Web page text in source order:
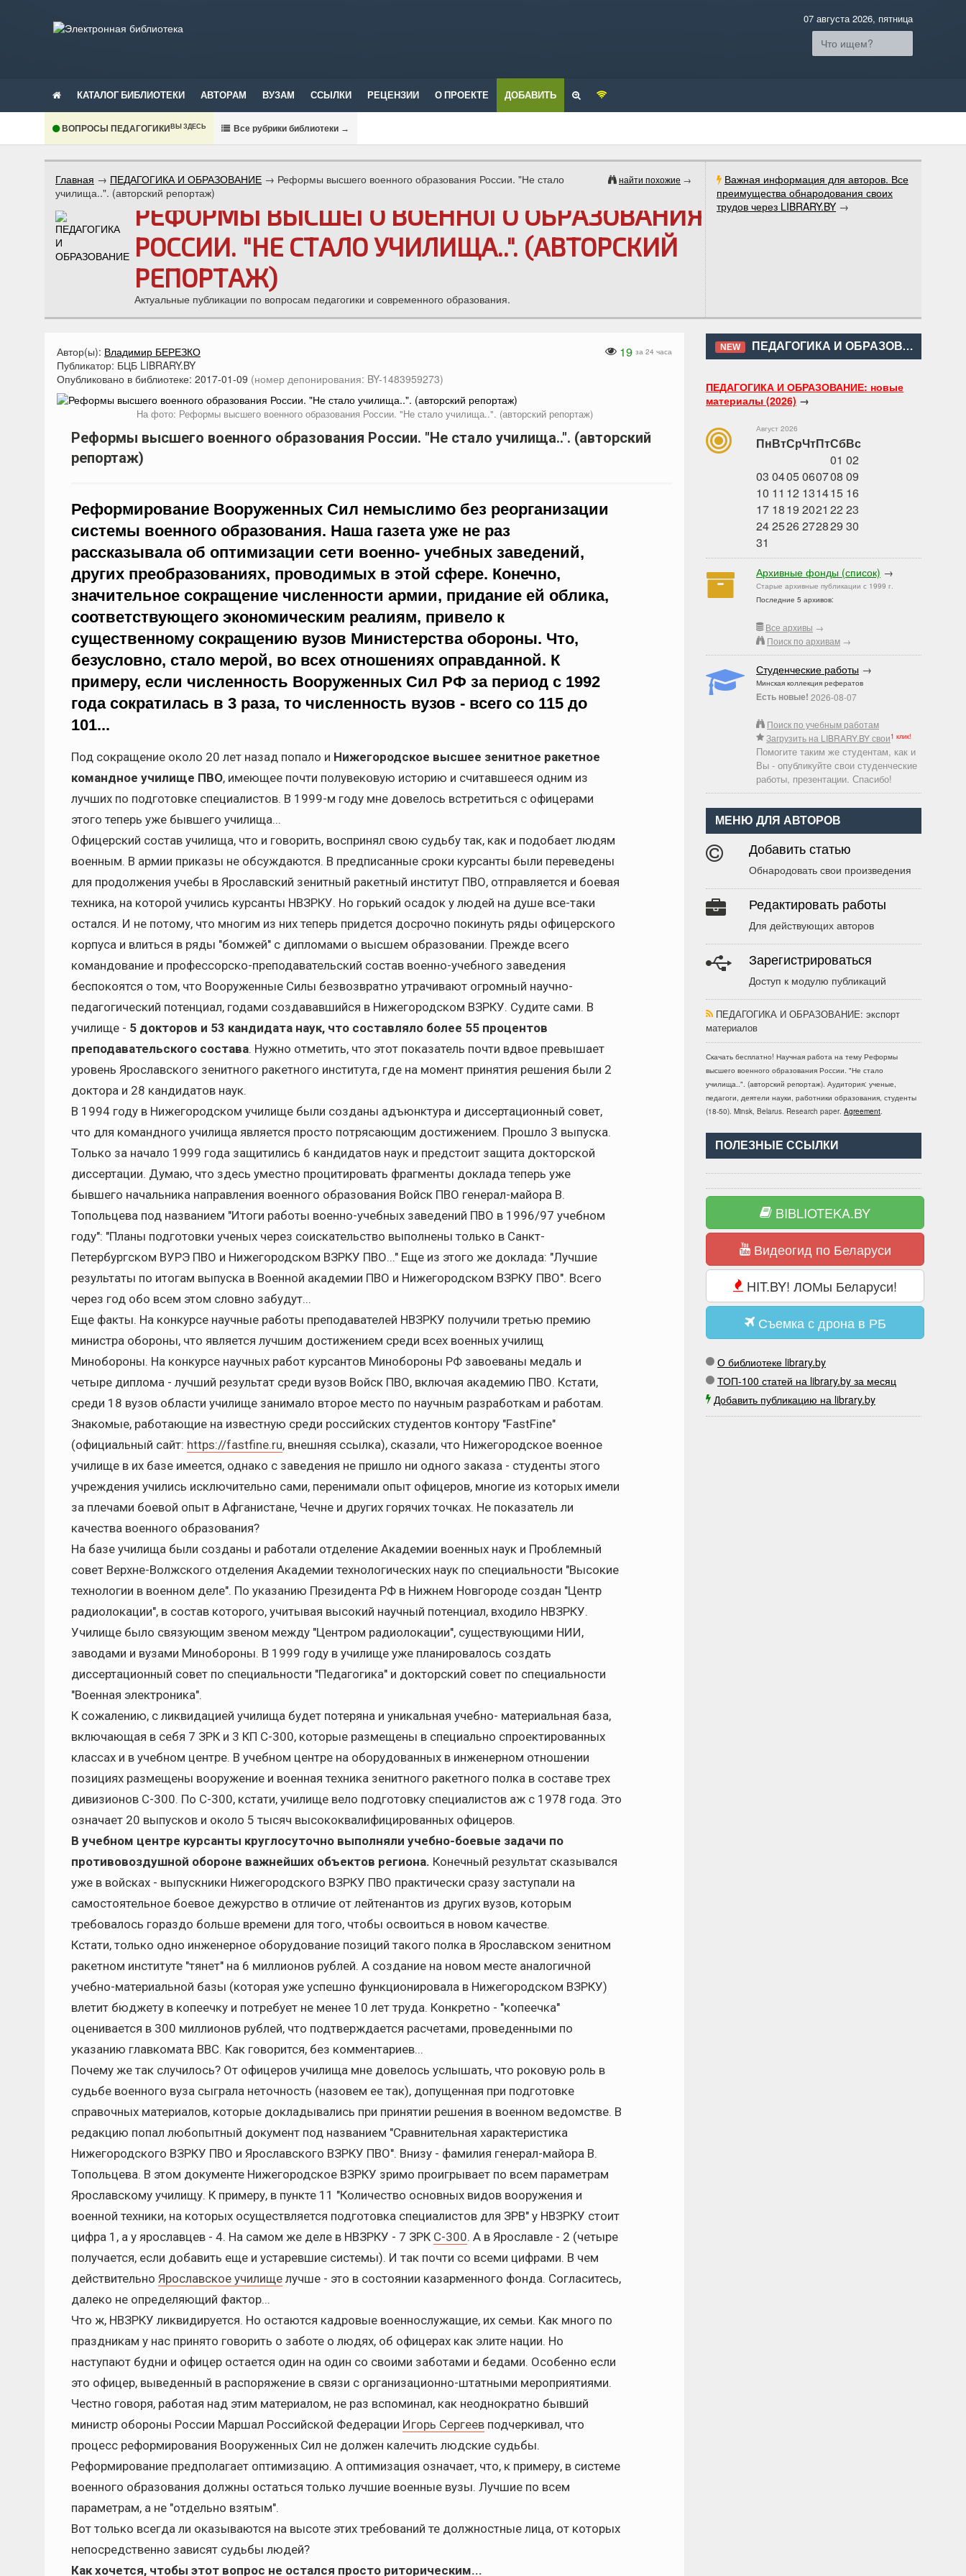
07 августа 2026, пятница
КАТАЛОГ БИБЛИОТЕКИ АВТОРАМ ВУЗАМ ССЫЛКИ РЕЦЕНЗИИ О ПРОЕКТЕ ДОБАВИТЬ
ВОПРОСЫ ПЕДАГОГИКИВЫ ЗДЕСЬ Все рубрики библиотеки →
Важная информация для авторов. Все
преимущества обнародования своих
трудов через LIBRARY.BY →
найти похожие →
Главная → ПЕДАГОГИКА И ОБРАЗОВАНИЕ → Реформы высшего военного образования России. "Не стало
училища..". (авторский репортаж)
РЕФОРМЫ ВЫСШЕГО ВОЕННОГО ОБРАЗОВАНИЯ
РОССИИ. "НЕ СТАЛО УЧИЛИЩА..". (АВТОРСКИЙ
РЕПОРТАЖ)
Актуальные публикации по вопросам педагогики и современного образования.
NEW ПЕДАГОГИКА И ОБРАЗОВАНИЕ
ПЕДАГОГИКА И ОБРАЗОВАНИЕ: новые
материалы (2026) →
Август 2026
ПнВтСрЧтПтСбВс
01 02
03 0405060708 09
10 11 12 131415 16
17 1819 2021 22 23
242526272829 30
31
Архивные фонды (список) →
Старые архивные публикации с 1999 г.
Последние 5 архивов:
Все архивы →
Поиск по архивам →
Студенческие работы →
Минская коллекция рефератов
Есть новые! 2026-08-07
Поиск по учебным работам
Загрузить на LIBRARY.BY свои1 клик!
Помогите таким же студентам, как и
Вы - опубликуйте свои студенческие
работы, презентации. Спасибо!
МЕНЮ ДЛЯ АВТОРОВ
Добавить статью
Обнародовать свои произведения
Редактировать работы
Для действующих авторов
Зарегистрироваться
Доступ к модулю публикаций
ПЕДАГОГИКА И ОБРАЗОВАНИЕ: экспорт
материалов
Скачать бесплатно! Научная работа на тему Реформы
высшего военного образования России. "Не стало
училища..". (авторский репортаж). Аудитория: ученые,
педагоги, деятели науки, работники образования, студенты
(18-50). Minsk, Belarus. Research paper. Agreement.
ПОЛЕЗНЫЕ ССЫЛКИ
BIBLIOTEKA.BY
Видеогид по Беларуси
HIT.BY! ЛОМы Беларуси!
Съемка с дрона в РБ
О библиотеке library.by
ТОП-100 статей на library.by за месяц
Добавить публикацию на library.by
19 за 24 часа
Автор(ы): Владимир БЕРЕЗКО
Публикатор: БЦБ LIBRARY.BY
Опубликовано в библиотеке: 2017-01-09 (номер депонирования: BY-1483959273)
На фото: Реформы высшего военного образования России. "Не стало училища..". (авторский репортаж)
Реформы высшего военного образования России. "Не стало училища..". (авторский
репортаж)
Реформирование Вооруженных Сил немыслимо без реорганизации
системы военного образования. Наша газета уже не раз
рассказывала об оптимизации сети военно- учебных заведений,
других преобразованиях, проводимых в этой сфере. Конечно,
значительное сокращение численности армии, придание ей облика,
соответствующего экономическим реалиям, привело к
существенному сокращению вузов Министерства обороны. Что,
безусловно, стало мерой, во всех отношениях оправданной. К
примеру, если численность Вооруженных Сил РФ за период с 1992
года сократилась в 3 раза, то численность вузов - всего со 115 до
101...
Под сокращение около 20 лет назад попало и Нижегородское высшее зенитное ракетное
командное училище ПВО, имеющее почти полувековую историю и считавшееся одним из
лучших по подготовке специалистов. В 1999-м году мне довелось встретиться с офицерами
этого теперь уже бывшего училища...
Офицерский состав училища, что и говорить, воспринял свою судьбу так, как и подобает людям
военным. В армии приказы не обсуждаются. В предписанные сроки курсанты были переведены
для продолжения учебы в Ярославский зенитный ракетный институт ПВО, отправляется и боевая
техника, на которой учились курсанты НВЗРКУ. Но горький осадок у людей на душе все-таки
остался. И не потому, что многим из них теперь придется досрочно покинуть ряды офицерского
корпуса и влиться в ряды "бомжей" с дипломами о высшем образовании. Прежде всего
командование и профессорско-преподавательский состав военно-учебного заведения
беспокоятся о том, что Вооруженные Силы безвозвратно утрачивают огромный научно-
педагогический потенциал, годами создававшийся в Нижегородском ВЗРКУ. Судите сами. В
училище - 5 докторов и 53 кандидата наук, что составляло более 55 процентов
преподавательского состава. Нужно отметить, что этот показатель почти вдвое превышает
уровень Ярославского зенитного ракетного института, где на момент принятия решения были 2
доктора и 28 кандидатов наук.
В 1994 году в Нижегородском училище были созданы адъюнктура и диссертационный совет,
что для командного училища является просто потрясающим достижением. Прошло 3 выпуска.
Только за начало 1999 года защитились 6 кандидатов наук и предстоит защита докторской
диссертации. Думаю, что здесь уместно процитировать фрагменты доклада теперь уже
бывшего начальника направления военного образования Войск ПВО генерал-майора В.
Топольцева под названием "Итоги работы военно-учебных заведений ПВО в 1996/97 учебном
году": "Планы подготовки ученых через соискательство выполнены только в Санкт-
Петербургском ВУРЭ ПВО и Нижегородском ВЗРКУ ПВО..." Еще из этого же доклада: "Лучшие
результаты по итогам выпуска в Военной академии ПВО и Нижегородском ВЗРКУ ПВО". Всего
через год обо всем этом словно забудут...
Еще факты. На конкурсе научные работы преподавателей НВЗРКУ получили третью премию
министра обороны, что является лучшим достижением среди всех военных училищ
Минобороны. На конкурсе научных работ курсантов Минобороны РФ завоеваны медаль и
четыре диплома - лучший результат среди вузов Войск ПВО, включая академию ПВО. Кстати,
среди 18 вузов области училище занимало второе место по научным разработкам и работам.
Знакомые, работающие на известную среди российских студентов контору "FastFine"
(официальный сайт: https://fastfine.ru, внешняя ссылка), сказали, что Нижегородское военное
училище в их базе имеется, однако с заведения не пришло ни одного заказа - студенты этого
учреждения учились исключительно сами, перенимали опыт офицеров, многие из которых имели
за плечами боевой опыт в Афганистане, Чечне и других горячих точках. Не показатель ли
качества военного образования?
На базе училища были созданы и работали отделение Академии военных наук и Проблемный
совет Верхне-Волжского отделения Академии технологических наук по специальности "Высокие
технологии в военном деле". По указанию Президента РФ в Нижнем Новгороде создан "Центр
радиолокации", в состав которого, учитывая высокий научный потенциал, входило НВЗРКУ.
Училище было связующим звеном между "Центром радиолокации", существующими НИИ,
заводами и вузами Минобороны. В 1999 году в училище уже планировалось создать
диссертационный совет по специальности "Педагогика" и докторский совет по специальности
"Военная электроника".
К сожалению, с ликвидацией училища будет потеряна и уникальная учебно- материальная база,
включающая в себя 7 ЗРК и 3 КП С-300, которые размещены в специально спроектированных
классах и в учебном центре. В учебном центре на оборудованных в инженерном отношении
позициях размещены вооружение и военная техника зенитного ракетного полка в составе трех
дивизионов С-300. По С-300, кстати, училище вело подготовку специалистов аж с 1978 года. Это
означает 20 выпусков и около 5 тысяч высококвалифицированных офицеров.
В учебном центре курсанты круглосуточно выполняли учебно-боевые задачи по
противовоздушной обороне важнейших объектов региона. Конечный результат сказывался
уже в войсках - выпускники Нижегородского ВЗРКУ ПВО практически сразу заступали на
самостоятельное боевое дежурство в отличие от лейтенантов из других вузов, которым
требовалось гораздо больше времени для того, чтобы освоиться в новом качестве.
Кстати, только одно инженерное оборудование позиций такого полка в Ярославском зенитном
ракетном институте "тянет" на 6 миллионов рублей. А создание на новом месте аналогичной
учебно-материальной базы (которая уже успешно функционировала в Нижегородском ВЗРКУ)
влетит бюджету в копеечку и потребует не менее 10 лет труда. Конкретно - "копеечка"
оценивается в 300 миллионов рублей, что подтверждается расчетами, проведенными по
указанию главкомата ВВС. Как говорится, без комментариев...
Почему же так случилось? От офицеров училища мне довелось услышать, что роковую роль в
судьбе военного вуза сыграла неточность (назовем ее так), допущенная при подготовке
справочных материалов, которые докладывались при принятии решения в военном ведомстве. В
редакцию попал любопытный документ под названием "Сравнительная характеристика
Нижегородского ВЗРКУ ПВО и Ярославского ВЗРКУ ПВО". Внизу - фамилия генерал-майора В.
Топольцева. В этом документе Нижегородское ВЗРКУ зримо проигрывает по всем параметрам
Ярославскому училищу. К примеру, в пункте 11 "Количество основных видов вооружения и
военной техники, на которых осуществляется подготовка специалистов для ЗРВ" у НВЗРКУ стоит
цифра 1, а у ярославцев - 4. На самом же деле в НВЗРКУ - 7 ЗРК С-300. А в Ярославле - 2 (четыре
получается, если добавить еще и устаревшие системы). И так почти со всеми цифрами. В чем
действительно Ярославское училище лучше - это в состоянии казарменного фонда. Согласитесь,
далеко не определяющий фактор...
Что ж, НВЗРКУ ликвидируется. Но остаются кадровые военнослужащие, их семьи. Как много по
праздникам у нас принято говорить о заботе о людях, об офицерах как элите нации. Но
наступают будни и офицер остается один на один со своими заботами и бедами. Особенно если
это офицер, выведенный в распоряжение в связи с организационно-штатными мероприятиями.
Честно говоря, работая над этим материалом, не раз вспоминал, как неоднократно бывший
министр обороны России Маршал Российской Федерации Игорь Сергеев подчеркивал, что
процесс реформирования Вооруженных Сил не должен калечить людские судьбы.
Реформирование предполагает оптимизацию. А оптимизация означает, что, к примеру, в системе
военного образования должны остаться только лучшие военные вузы. Лучшие по всем
параметрам, а не "отдельно взятым".
Вот только всегда ли оказываются на высоте этих требований те должностные лица, от которых
непосредственно зависят судьбы людей?
Как хочется, чтобы этот вопрос не остался просто риторическим...